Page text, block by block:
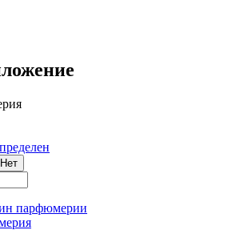
Нет
парфюмерии